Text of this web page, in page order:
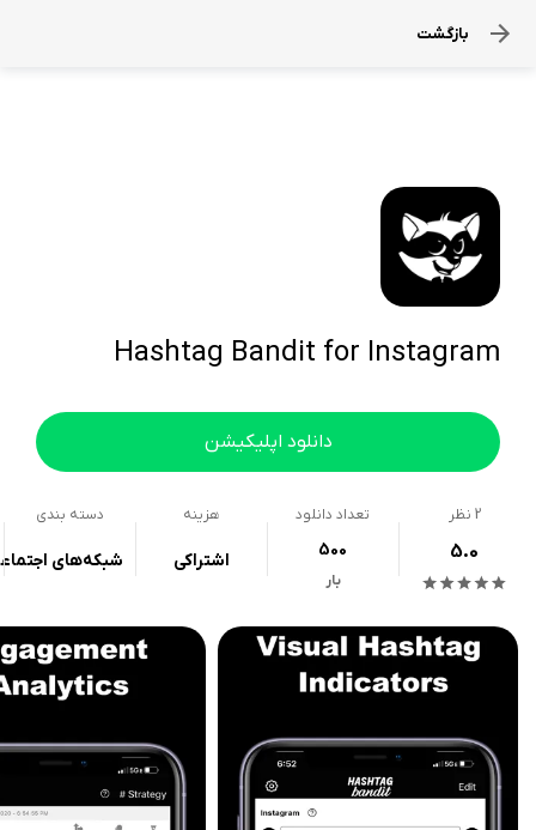
بازگشت
Hashtag Bandit for Instagram
دانلود اپلیکیشن
2 نظر
5.0
تعداد دانلود
500
بار
هزینه
اشتراکی
دسته بندی
شبکه‌های